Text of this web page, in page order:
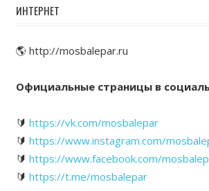
ИНТЕРНЕТ
🌎 http://mosbalepar.ru
Официальные страницы в
🔰 https://vk.com/mosbalepar
🔰 https://www.instagram.com/
🔰 https://www.facebook.com/
🔰 https://t.me/mosbalepar